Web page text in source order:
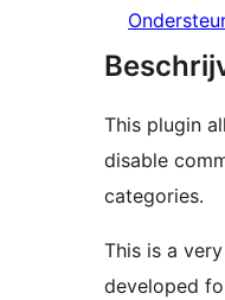
This plugin
disable
categories.
This is a
developed